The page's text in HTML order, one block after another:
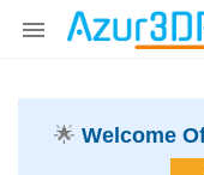

🌟 Welcome